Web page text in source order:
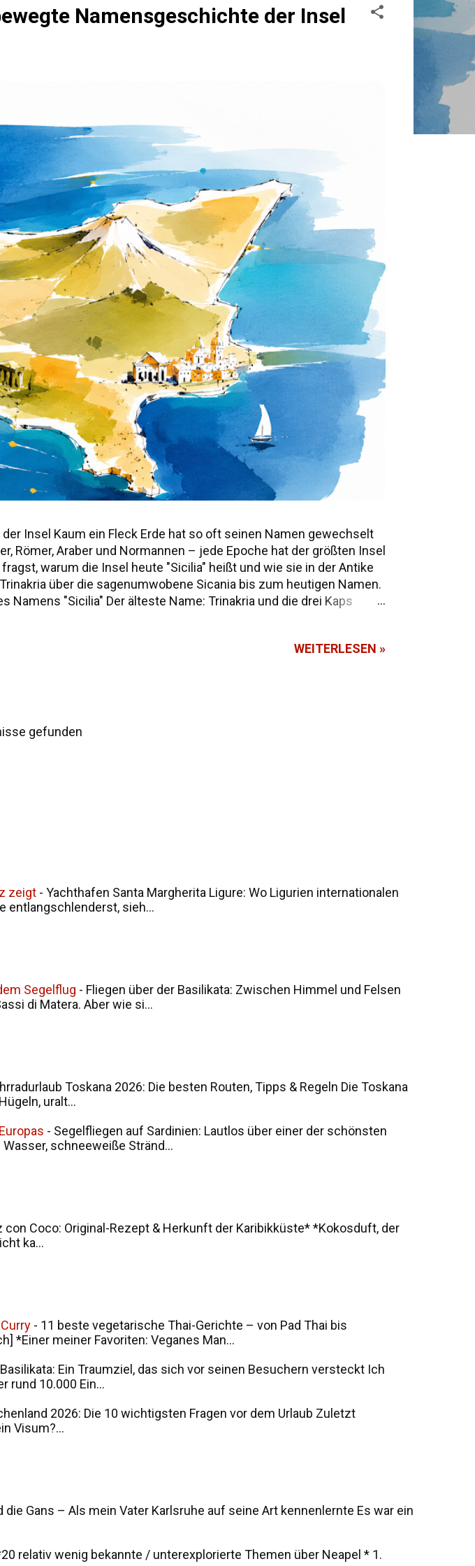
Namensgeschichte der Insel
Insel Kaum ein Fleck Erde hat so oft seinen Namen gewechselt
Römer, Araber und Normannen – jede Epoche hat der größten Insel
warum die Insel heute "Sicilia" heißt und wie sie in der Antike
über die sagenumwobene Sicania bis zum heutigen Namen.
"Sicilia" Der älteste Name: Trinakria und die drei Kaps
WEITERLESEN »
gefunden
zeigt - Yachthafen Santa Margherita Ligure: Wo Ligurien internationalen
entlangschlenderst, sieh...
Segelflug - Fliegen über der Basilikata: Zwischen Himmel und Felsen
di Matera. Aber wie si...
Toskana 2026: Die besten Routen, Tipps & Regeln Die Toskana
uralt...
- Segelfliegen auf Sardinien: Lautlos über einer der schönsten
schneeweiße Stränd...
con Coco: Original-Rezept & Herkunft der Karibikküste* *Kokosduft, der
ka...
- 11 beste vegetarische Thai-Gerichte – von Pad Thai bis
*Einer meiner Favoriten: Veganes Man...
Basilikata: Ein Traumziel, das sich vor seinen Besuchern versteckt Ich
rund 10.000 Ein...
2026: Die 10 wichtigsten Fragen vor dem Urlaub Zuletzt
Visum?...
die Gans – Als mein Vater Karlsruhe auf seine Art kennenlernte Es war ein
relativ wenig bekannte / unterexplorierte Themen über Neapel * 1.